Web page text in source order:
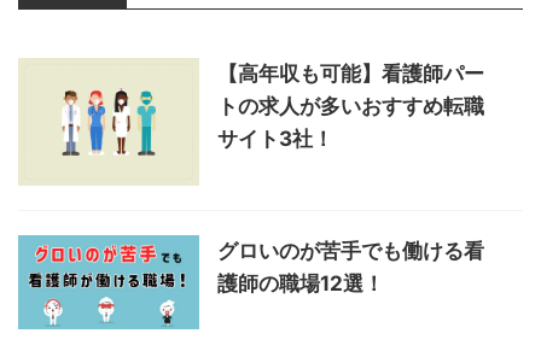
【高年収も可能】看護師パー
トの求人が多いおすすめ転職
サイト3社！
グロいのが苦手でも働ける看
護師の職場12選！